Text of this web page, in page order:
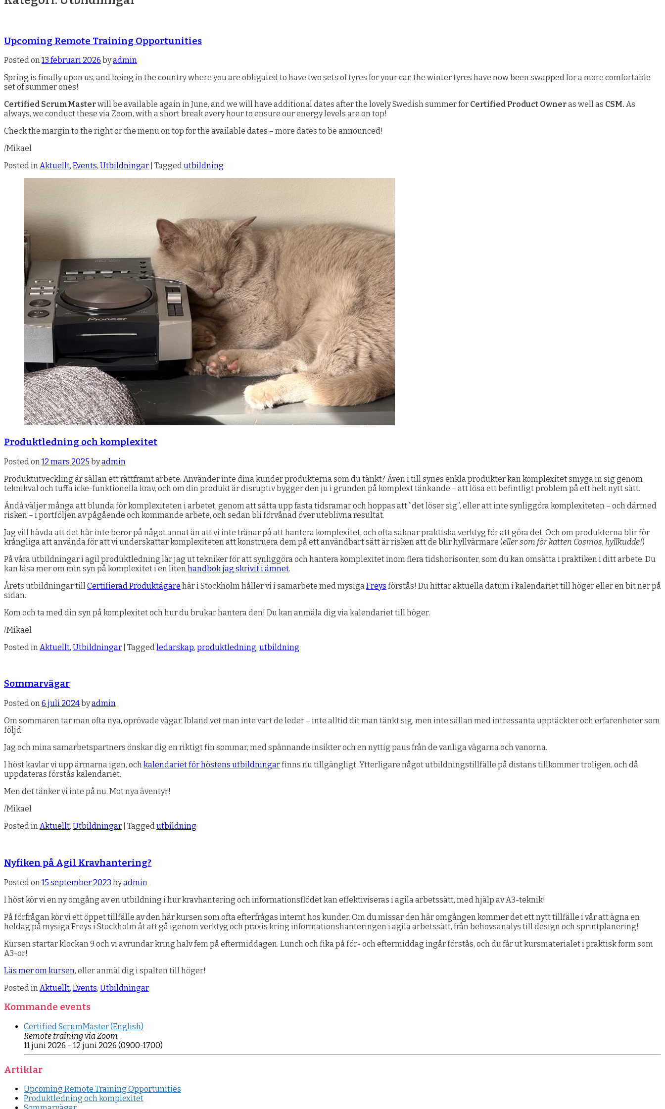
Upcoming Remote Training Opportunities
Posted on13 februari 2026 byadmin
Spring is finally upon us, and being in the country where you are obligated to have two sets of tyres for your car, the winter tyres have now been swapped for a more comfortable
set of summer ones!
Certified ScrumMasterwill be available again in June, and we will have additional dates after the lovely Swedish summer for Certified Product Owneras well as CSM. As
always, we conduct these via Zoom, with a short break every hour to ensure our energy levels are on top!
Check the margin to the right or the menu on top for the available dates – more dates to be announced!
/Mikael
Posted inAktuellt, Events, Utbildningar Taggedutbildning
Produktledning och komplexitet
Posted on 12 mars 2025 byadmin
Produktutveckling är sällan ett rättframt arbete. Använder inte dina kunder produkterna som du tänkt? Även i till synes enkla produkter kan komplexitet smyga in sig genom
teknikval och tuffa icke-funktionella krav, och om din produkt är disruptiv bygger den ju i grunden på komplext tänkande – att lösa ett befintligt problem på ett helt nytt sätt.
Ändå väljer många att blunda för komplexiteten i arbetet, genom att sätta upp fasta tidsramar och hoppas att ”det löser sig”, eller att inte synliggöra komplexiteten – och därmed
risken – i portföljen av pågående och kommande arbete, och sedan bli förvånad över uteblivna resultat.
Jag vill hävda att det här inte beror på något annat än att vi inte tränar på att hantera komplexitet, och ofta saknar praktiska verktyg för att göra det. Och om produkterna blir för
krångliga att använda för att vi underskattar komplexiteten att konstruera dem på ett användbart sätt är risken att de blir hyllvärmare (eller som för katten Cosmos, hyllkudde!)
På våra utbildningar i agil produktledning lär jag ut tekniker för att synliggöra och hantera komplexitet inom flera tidshorisonter, som du kan omsätta i praktiken i ditt arbete. Du
kan läsa mer om min syn på komplexitet i en liten handbok jag skriviti ämnet.
Årets utbildningar till Certifierad Produktägare här i Stockholm håller vi i samarbete med mysiga Freys förstås! Du hittar aktuella datum i kalendariet till höger eller en bit ner på
sidan.
Kom och ta med din syn på komplexitet och hur du brukar hantera den! Du kan anmäla dig via kalendariet till höger.
/Mikael
Posted in Aktuellt, Utbildningar Tagged ledarskap, produktledning, utbildning
Sommarvägar
Posted on6 juli 2024byadmin
Om sommaren tar man ofta nya, oprövade vägar. Ibland vet man inte vart de leder – inte alltid dit man tänkt sig, men inte sällan med intressanta upptäckter och erfarenheter som
följd.
Jag och mina samarbetspartners önskar dig en riktigt fin sommar, med spännande insikter och en nyttig paus från de vanliga vägarna och vanorna.
I höst kavlar vi upp ärmarna igen, ochkalendariet för höstens utbildningarfinns nu tillgängligt. Ytterligare något utbildningstillfälle på distans tillkommer troligen, och då
uppdateras förstås kalendariet.
Men det tänker vi inte på nu. Mot nya äventyr!
/Mikael
Posted inAktuellt, Utbildningar Taggedutbildning
Nyfiken på Agil Kravhantering?
Posted on 15 september 2023 byadmin
I höst kör vi en ny omgång av en utbildning i hur kravhantering och informationsflödet kan effektiviseras i agila arbetssätt, med hjälp av A3-teknik!
På förfrågan kör vi ett öppet tillfälle av den här kursen som ofta efterfrågas internt hos kunder. Om du missar den här omgången kommer det ett nytt tillfälle i vår att ägna en
heldag på mysiga Freys i Stockholm åt att gå igenom verktyg och praxis kring informationshanteringen i agila arbetssätt, från behovsanalys till design och sprintplanering!
Kursen startar klockan 9 och vi avrundar kring halv fem på eftermiddagen. Lunch och fika på för- och eftermiddag ingår förstås, och du får ut kursmaterialet i praktisk form som
A3-or!
Läs mer om kursen, eller anmäl dig i spalten till höger!
Posted in Aktuellt, Events, Utbildningar
Kommande events
Certified ScrumMaster (English)
Remote training via Zoom
11 juni 2026 – 12 juni 2026 (0900-1700)
Artiklar
Upcoming Remote Training Opportunities
Produktledning och komplexitet